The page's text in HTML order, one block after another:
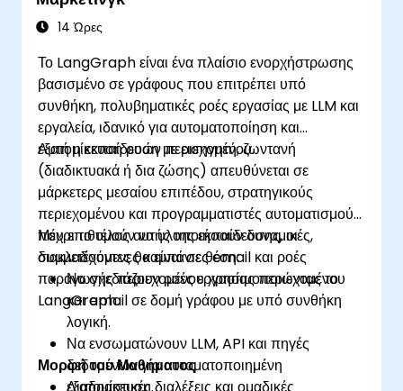
14 Ώρες
Το LangGraph είναι ένα πλαίσιο ενορχήστρωσης
βασισμένο σε γράφους που επιτρέπει υπό
συνθήκη, πολυβηματικές ροές εργασίας με LLM και
εργαλεία, ιδανικό για αυτοματοποίηση και
εξατομίκευση ροών περιεχομένου.
Αυτή η εκπαίδευση με εισηγητή, ζωντανή
(διαδικτυακά ή δια ζώσης) απευθύνεται σε
μάρκετερς μεσαίου επιπέδου, στρατηγικούς
περιεχομένου και προγραμματιστές αυτοματισμού
που επιθυμούν να υλοποιήσουν δυναμικές,
διακλαδούμενες καμπάνιες email και ροές
παραγωγής περιεχομένου χρησιμοποιώντας το
LangGraph.
Μέχρι το τέλος αυτής της εκπαίδευσης, οι
συμμετέχοντες θα είναι σε θέση:
Να σχεδιάζουν ροές εργασίας περιεχομένου
και email σε δομή γράφου με υπό συνθήκη
λογική.
Να ενσωματώνουν LLM, API και πηγές
δεδομένων για αυτοματοποιημένη
εξατομίκευση.
Μορφή του Μαθήματος
Διαδραστικές διαλέξεις και ομαδικές